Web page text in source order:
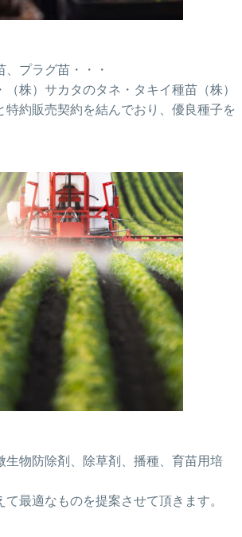
プラグ苗・・・
株）サカタのタネ・タキイ種苗（株）
特約販売契約を結んでおり、優良種子を
生物防除剤、除草剤、播種、育苗用培
最適なものを提案させて頂きます。